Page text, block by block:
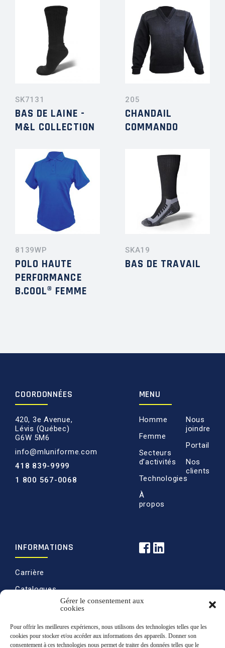
Gérer le consentement aux
cookies
Pour offrir les meilleures expériences, nous utilisons des technologies telles que les
cookies pour stocker et/ou accéder aux informations des appareils. Donner son
consentement à ces technologies nous permet de traiter des données telles que le
SK7131
BAS DE LAINE -
M&L COLLECTION
205
CHANDAIL
COMMANDO
8139WP
POLO HAUTE
PERFORMANCE
B.COOL® FEMME
SKA19
BAS DE TRAVAIL
COORDONNÉES
420, 3e Avenue,
Lévis (Québec)
G6W 5M6
info@mluniforme.com
418 839-9999
1 800 567-0068
MENU
Homme
Femme
Secteurs
d’activités
Technologies
À
propos
Nous
joindre
Portail
Nos
clients
INFORMATIONS
Carrière
Catalogues
Politique de ventes
Politique de
confidentialité